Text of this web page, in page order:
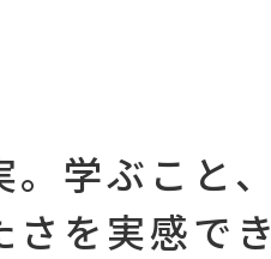
学ぶこと、
を実感でき